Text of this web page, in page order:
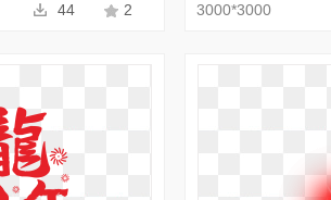
44 2 3000*3000